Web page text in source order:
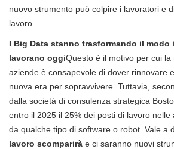
nuovo strumento può colpire i lavoratori e
lavoro.
I Big Data stanno trasformando il modo
lavorano oggiQuesto è il motivo per cui
aziende è consapevole di dover rinnovare
nuova era per sopravvivere. Tuttavia,
dalla società di consulenza strategica
entro il 2025 il 25% dei posti di lavoro
da qualche tipo di software o robot. Vale a
lavoro scomparirà e ci saranno nuovi